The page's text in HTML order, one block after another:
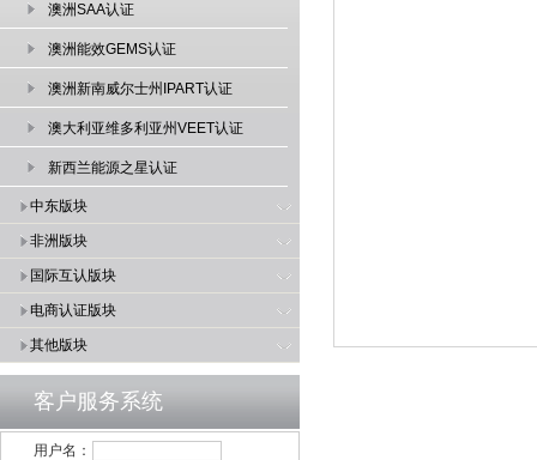
澳洲SAA认证
澳洲能效GEMS认证
澳洲新南威尔士州IPART认证
澳大利亚维多利亚州VEET认证
新西兰能源之星认证
中东版块
非洲版块
国际互认版块
电商认证版块
其他版块
客户服务系统
用户名：